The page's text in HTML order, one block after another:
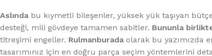
Aslında bu kıymetli bileşenler, yüksek yük taşıyan
desteği, mili gövdeye tamamen sabitler. Bununla
titreşimi engeller. Rulmanburada olarak bu yazımızda
tasarımınız için en doğru parça seçim yöntemlerini